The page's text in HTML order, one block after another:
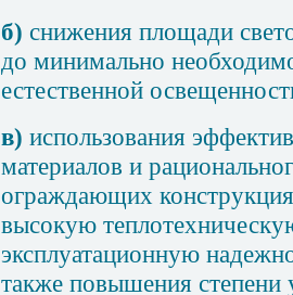
б) снижения площади
до минимально
естественной
в) использования
материалов и
ограждающих
высокую
эксплуатационную
также повышения степени